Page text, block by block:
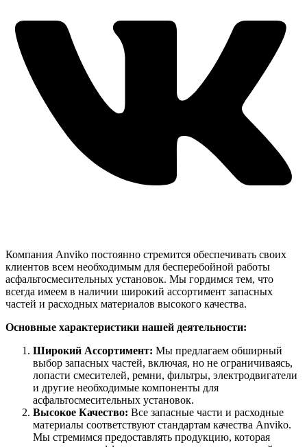
Компания Anviko постоянно стремится обеспечивать своих
клиентов всем необходимым для бесперебойной работы
асфальтосмесительных установок. Мы гордимся тем, что
всегда имеем в наличии широкий ассортимент запасных
частей и расходных материалов высокого качества.
Основные характеристики нашей деятельности:
Широкий Ассортимент: Мы предлагаем обширный
выбор запасных частей, включая, но не ограничиваясь,
лопасти смесителей, ремни, фильтры, электродвигатели
и другие необходимые компоненты для
асфальтосмесительных установок.
Высокое Качество: Все запасные части и расходные
материалы соответствуют стандартам качества Anviko.
Мы стремимся предоставлять продукцию, которая